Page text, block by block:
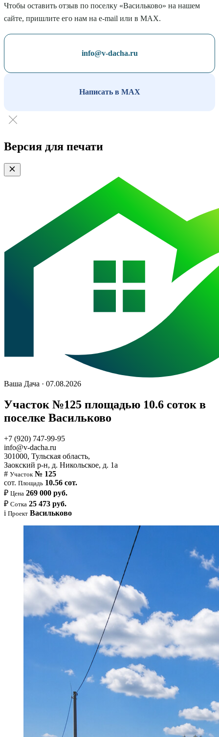
Чтобы оставить отзыв по поселку «Васильково» на нашем
сайте, пришлите его нам на e-mail или в MAX.
info@v-dacha.ru
Написать в MAX
Версия для печати
Ваша Дача · 07.08.2026
Участок №125 площадью 10.6 соток в
поселке Васильково
+7 (920) 747-99-95
info@v-dacha.ru
301000, Тульская область,
Заокский р-н, д. Никольское, д. 1а
# Участок № 125
сот. Площадь 10.56 сот.
₽ Цена 269 000 руб.
₽ Сотка 25 473 руб.
i Проект Васильково